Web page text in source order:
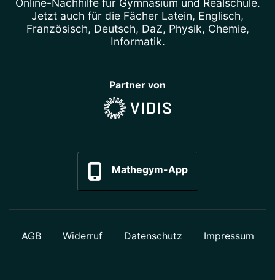
Online-Nachhilfefür Gymnasium und Realschule.
Jetzt auch für die Fächer Latein, Englisch,
Französisch, Deutsch, DaZ, Physik, Chemie,
Informatik.
Partner von
Mathegym-App
AGB Widerruf Datenschutz Impressum